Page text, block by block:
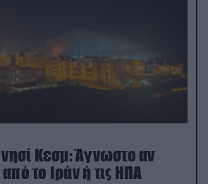
νησί Κεσμ: Άγνωστο αν
το Ιράν ή τις ΗΠΑ